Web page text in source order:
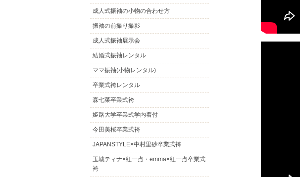
成人式振袖の小物の合わせ方
振袖の前撮り撮影
成人式振袖展示会
結婚式振袖レンタル
ママ振袖(小物レンタル)
卒業式袴レンタル
森七菜卒業式袴
姫路大学卒業式学内着付
今田美桜卒業式袴
JAPANSTYLE×中村里砂卒業式袴
玉城ティナ×紅一点・emma×紅一点卒業式
袴